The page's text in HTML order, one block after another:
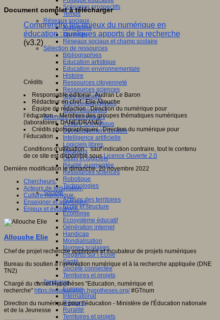
Scénarios prospectifs
Temps
Réseaux sociaux
Algorithme
Données
Réseaux sociaux et champ scolaire
Sélection de ressources
Bibliographies
Education artistique
Education environnementale
Histoire
Ressources citoyenneté
Ressources sciences
Sites éducatifs
Sites pédagogiques
Sites ressources
Sciences et techniques
Culture scientifique
Développement durable
Intelligence artificielle
Logiciels libres
Métavers
Outils et logiciels
Réalité augmentée
Ressources sciences
Robotique
Technologies
Société
Acteurs des territoires
Ecole et structure
Economie
Ecosystème éducatif
Génération internet
Handicap
Mondialisation
Normes scolaires
Regards sur l’Ecole
Santé
Société connectée
Territoires et projets
Territoires
Europe
International
Régions
Ruralité
Territoires et projets
Document complet à télécharger
Comprendre les enjeux du numérique en
éducation : quelques apports de la recherche
(v3.2)
Crédits
Responsable éditorial : Audran Le Baron
Rédacteur en chef : Elie Allouche
Équipe de rédaction : Direction du numérique pour
l’éducation – Membres des groupes thématiques numériques
(laboratoires, DANE/DRANE)
Crédits photographiques : Direction du numérique pour
l’éducation
Conditions d’utilisation :sauf indication contraire, tout le contenu
de ce site est disponible sousLicence Ouverte 2.0
Dernière modification le dimanche, 20 novembre 2022
Chercheurs,
Acteurs de leducation,
Culture numérique,
Enseigner et apprendre,
Enjeux et évolutions,
Allouche Elie
Chef de projet recherche appliquée et incubateur de projets numériques
Bureau du soutien à l’innovation numérique et à la recherche appliquée (DNE
TN2)
Chargé du carnet Hypothèses "Education, numérique et
recherche" https://edunumrech.hypotheses.org/#GTnum
Direction du numérique pour l’éducation - Ministère de l'Éducation nationale
et de la Jeunesse